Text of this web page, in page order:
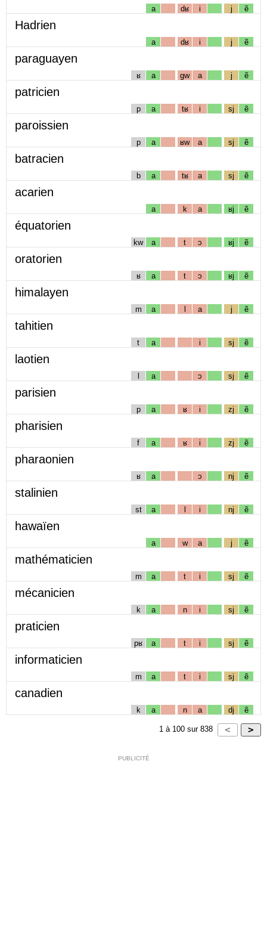
a dʁ i j ẽ
Hadrien
a dʁ i j ẽ
paraguayen
ʁ a gw a j ẽ
patricien
p a tʁ i sj ẽ
paroissien
p a ʁw a sj ẽ
batracien
b a tʁ a sj ẽ
acarien
a k a ʁj ẽ
équatorien
kw a t ɔ ʁj ẽ
oratorien
ʁ a t ɔ ʁj ẽ
himalayen
m a l a j ẽ
tahitien
t a i sj ẽ
laotien
l a ɔ sj ẽ
parisien
p a ʁ i zj ẽ
pharisien
f a ʁ i zj ẽ
pharaonien
ʁ a ɔ nj ẽ
stalinien
st a l i nj ẽ
hawaïen
a w a j ẽ
mathématicien
m a t i sj ẽ
mécanicien
k a n i sj ẽ
praticien
pʁ a t i sj ẽ
informaticien
m a t i sj ẽ
canadien
k a n a dj ẽ
1 à 100 sur 838
PUBLICITÉ